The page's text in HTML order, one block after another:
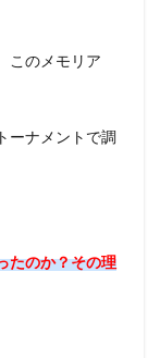
このメモリア
ーナメントで調
たのか？その理